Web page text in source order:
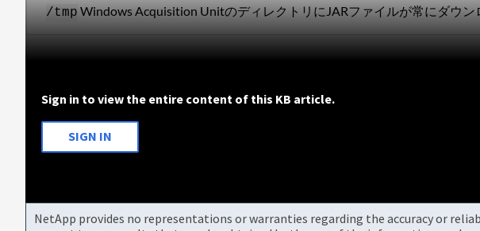
/tmp Windows Acquisition UnitのディレクトリにJARファイルが常にダウン
Sign in to view the entire content of this KB article.
SIGN IN
NetApp provides no representations or warranties regarding the accuracy or